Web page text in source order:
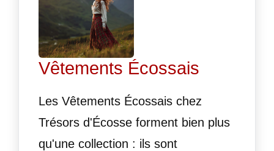
Vêtements Écossais
Les Vêtements Écossais chez
Trésors d'Écosse forment bien plus
qu'une collection : ils sont